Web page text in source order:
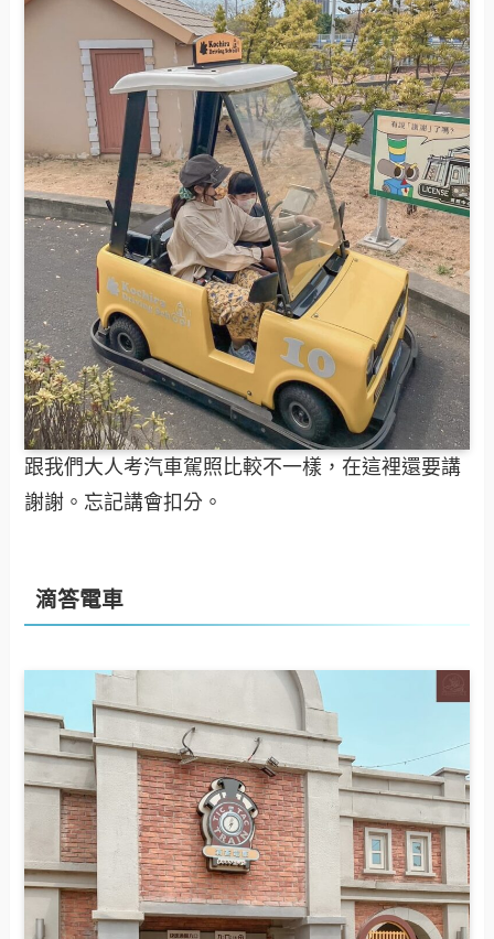
跟我們大人考汽車駕照比較不一樣，在這裡還要講
謝謝。忘記講會扣分。
滴答電車